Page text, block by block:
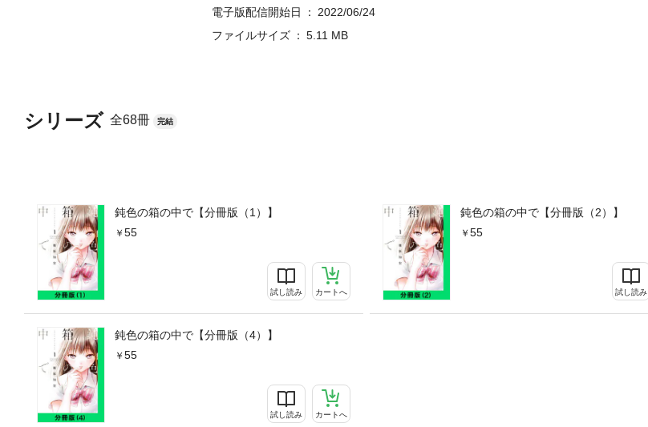
シリーズ 全68冊 完結
鈍色の箱の中で【分冊版（1）】
55
試し読み カートへ
鈍色の箱の中で【分冊版（2）】
55
試し読み
鈍色の箱の中で【分冊版（4）】
55
試し読み カートへ
電子版配信開始日
2022/06/24
ファイルサイズ
5.11 MB